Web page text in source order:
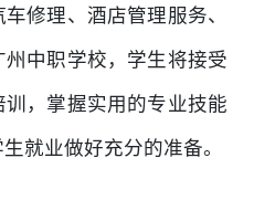
修理、酒店管理服务、
中职学校，学生将接受
，掌握实用的专业技能
就业做好充分的准备。